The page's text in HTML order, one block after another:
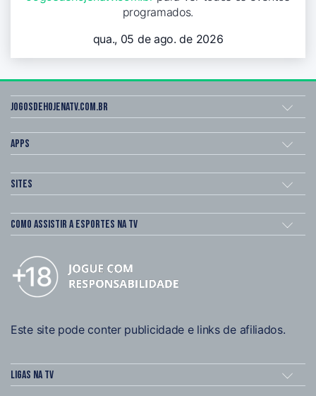
programados.
qua., 05 de ago. de 2026
Jogosdehojenatv.com.br
Apps
Sites
Como assistir a esportes na TV
Este site pode conter publicidade e links de afiliados.
Ligas na TV